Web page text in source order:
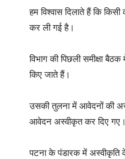
हम विश्वास दिलाते हैं कि
कर ली गई है।
विभाग की पिछली समीक्षा
किए जाते हैं।
उसकी तुलना में आवेदनों की
आवेदन अस्वीकृत कर दिए गए।
पटना के पंडारक में अस्वीकृति